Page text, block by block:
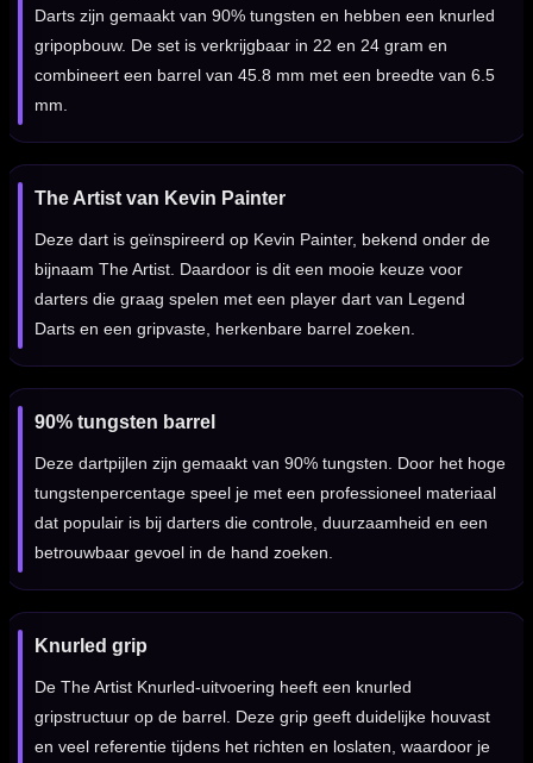
Darts zijn gemaakt van 90% tungsten en hebben een knurled
gripopbouw. De set is verkrijgbaar in 22 en 24 gram en
combineert een barrel van 45.8 mm met een breedte van 6.5
mm.
The Artist van Kevin Painter
Deze dart is geïnspireerd op Kevin Painter, bekend onder de
bijnaam The Artist. Daardoor is dit een mooie keuze voor
darters die graag spelen met een player dart van Legend
Darts en een gripvaste, herkenbare barrel zoeken.
90% tungsten barrel
Deze dartpijlen zijn gemaakt van 90% tungsten. Door het hoge
tungstenpercentage speel je met een professioneel materiaal
dat populair is bij darters die controle, duurzaamheid en een
betrouwbaar gevoel in de hand zoeken.
Knurled grip
De The Artist Knurled-uitvoering heeft een knurled
gripstructuur op de barrel. Deze grip geeft duidelijke houvast
en veel referentie tijdens het richten en loslaten, waardoor je